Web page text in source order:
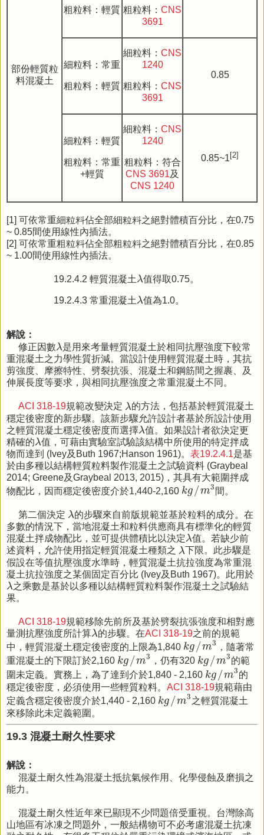
部份輕質粒
料混凝土
粗粒料：輕質 粗粒料： CNS
3691
細粒料：常重
粗粒料：輕質
細粒料： CNS
1240
粗粒料： CNS
3691
0.85
細粒料：輕質
粗粒料：常重
+輕質
細粒料： CNS
1240
粗粒料：符合
CNS 3691及
CNS 1240
0.85~1[2]
[1] 可依常重細粒料佔全部細粒料之絕對體積百分比，在0.75
~ 0.85間使用線性內插法。
[2] 可依常重粗粒料佔全部粗粒料之絕對體積百分比，在0.85
~ 1.00間使用線性內插法。
19.2.4.2 輕質混凝土λ
λ 值得取0.75。
19.2.4.3 常重混凝土λ
λ 值為1.0。
解說：
修正因數λ
λ 是用來考量輕質混凝土於相同抗壓強度下較常
重混凝土之力學性質折減。當設計使用輕質混凝土時，其抗
剪強度、摩擦特性、劈裂抗張、混凝土和鋼筋間之握裹、及
伸展長度等要求，與相同抗壓強度之常重混凝土不同。
ACI 318-19規範改變決定 λ
λ 的方法，包括基於輕質混凝土
穩定後密度的新步驟。該新步驟允許設計者基於所設計使用
之輕質混凝土穩定後密度而選擇λ
λ值。如果設計者欲決定更
精確的λ
λ值，可藉由實驗室試驗該結構中所使用的特定拌成
物而達到 (Ivey及Buth 1967;Hanson 1961)。 表19.2.4.1是基
於由多種以結構輕質粒料製作混凝土之試驗資料 (Graybeal
2014; Greene及Graybeal 2013, 2015)，其具有大範圍拌成
物配比，因而穩定後密度介於1,440-2,160 kg /m3
kg/m3
間。
第二個決定 λ
λ 的步驟來自前版規範並基於粒料的成分。在
多數的情況下，當地混凝土和粒料供應商具有標準化的輕質
混凝土拌成物配比，並可提供體積比以決定λ
λ值。若缺少前
述資料，允許使用指定輕質混凝土種類之 λ
λ 下限。此步驟是
假設在等值抗壓強度水準時，輕質混凝土抗拉強度為常重混
凝土抗拉強度之某個固定百分比 (Ivey及Buth 1967)。此用於
λ
λ之乘數是基於以多種以結構輕質粒料製作混凝土之試驗結
果。
ACI 318-19規範移除先前所及基於劈裂抗張強度和相對應
量測抗壓強度所計算λ
λ的步驟。在ACI 318-19之前的規範
中，輕質混凝土穩定後密度的上限為1,840 kg /m3
kg/m3
，隨著常
重混凝土的下限訂於2,160 kg /m3
kg/m3
，仍有320 kg /m3
kg/m 3
的範
圍未定義。實務上，為了達到介於1,840 - 2,160 kg /m3
kg/m 3
的
穩定後密度，必須使用一些輕質粒料。 ACI 318-19規範藉由
定義含穩定後密度介於1,440 - 2,160 kg /m3
k g /m 3
之輕質混凝土
來移除此未定義範圍。
19.3 混凝土耐久性要求
解說：
混凝土耐久性為混凝土抵抗氣候作用、化學侵蝕及磨損之
能力。
混凝土耐久性近年來已顯現不少問題倍受重視。台灣除高
山地區有冰凍之問題外，一般結構物可不必考慮混凝土抗凍